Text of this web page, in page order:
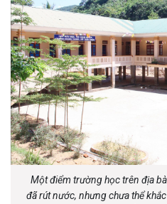
Một điểm trường học trên địa
đã rút nước, nhưng chưa thể